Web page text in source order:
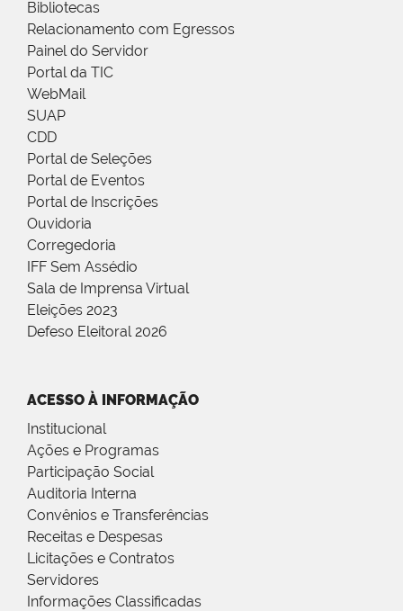
Bibliotecas
Relacionamento com Egressos
Painel do Servidor
Portal da TIC
WebMail
SUAP
CDD
Portal de Seleções
Portal de Eventos
Portal de Inscrições
Ouvidoria
Corregedoria
IFF Sem Assédio
Sala de Imprensa Virtual
Eleições 2023
Defeso Eleitoral 2026
ACESSO À INFORMAÇÃO
Institucional
Ações e Programas
Participação Social
Auditoria Interna
Convênios e Transferências
Receitas e Despesas
Licitações e Contratos
Servidores
Informações Classificadas